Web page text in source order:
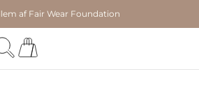
af Fair Wear Foundation